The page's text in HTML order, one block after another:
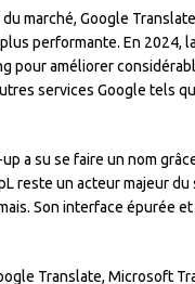
marché, Google
performante. En 2024,
pour améliorer
services Google tels
a su se faire un nom
reste un acteur majeur
Son interface épurée
Translate, Microsoft